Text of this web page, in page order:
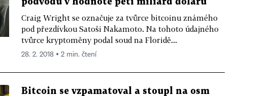
Craig Wright se označuje za tvůrce bitcoinu známého
pod přezdívkou Satoši Nakamoto. Na tohoto údajného
tvůrce kryptoměny podal soud na Floridě...
28. 2. 2018 ▪ 2 min. čtení
Bitcoin se vzpamatoval a stoupl na osm